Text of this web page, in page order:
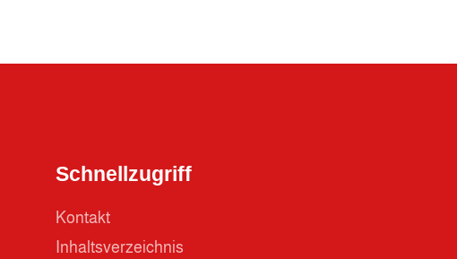
Schnellzugriff
Kontakt
Inhaltsverzeichnis